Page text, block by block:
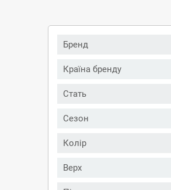
Бренд
Країна бренду
Стать
Сезон
Колір
Верх